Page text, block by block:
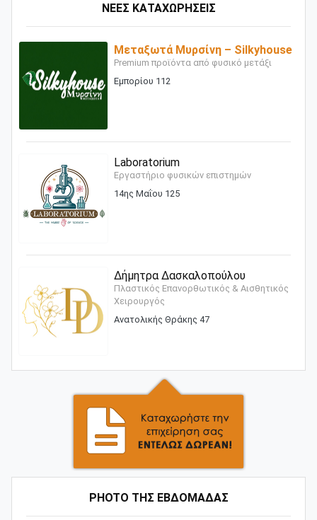
ΝΕΕΣ ΚΑΤΑΧΩΡΗΣΕΙΣ
Μεταξωτά Μυρσίνη – Silkyhouse
Premium προϊόντα από φυσικό μετάξι
Εμπορίου 112
Laboratorium
Εργαστήριο φυσικών επιστημών
14ης Μαΐου 125
Δήμητρα Δασκαλοπούλου
Πλαστικός Επανορθωτικός & Αισθητικός
Χειρουργός
Ανατολικής Θράκης 47
PHOTO ΤΗΣ ΕΒΔΟΜΑΔΑΣ